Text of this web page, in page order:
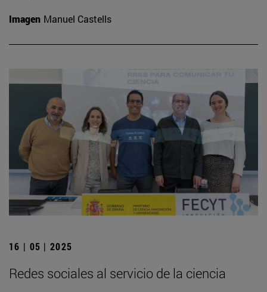
Imagen Manuel Castells
16 | 05 | 2025
Redes sociales al servicio de la ciencia